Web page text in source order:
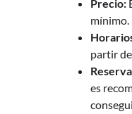
Precio:
mínimo.
partir
es